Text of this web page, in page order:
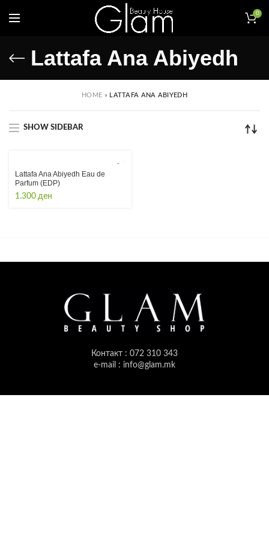
0
Lattafa Ana Abiyedh
HOME » LATTAFA ANA ABIYEDH
SHOW SIDEBAR
Lattafa Ana Abiyedh Eau de
Parfum (EDP)
1.300 ден
Контакт : 072 310 343
e-mail : info@glam.mk